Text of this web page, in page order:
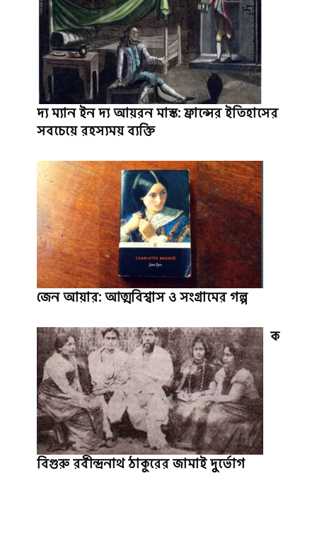
দ্য ম্যান ইন দ্য আয়রন মাস্ক: ফ্রান্সের ইতিহাসের
সবচেয়ে রহস্যময় ব্যক্তি
জেন আয়ার: আত্মবিশ্বাস ও সংগ্রামের গল্প
ক
বিগুরু রবীন্দ্রনাথ ঠাকুরের জামাই দুর্ভোগ